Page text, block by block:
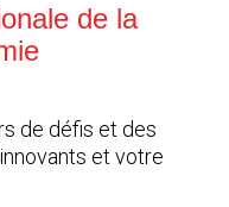
de la
de défis et des
et votre